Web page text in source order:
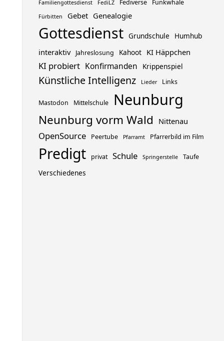
Familiengottesdienst FediLZ Fediverse Funkwhale
Fürbitten Gebet Genealogie
Gottesdienst Grundschule Humhub
interaktiv Jahreslosung Kahoot KI Häppchen
KI probiert Konfirmanden Krippenspiel
Künstliche Intelligenz Lieder Links
Mastodon Mittelschule Neunburg
Neunburg vorm Wald Nittenau
OpenSource Peertube Pfarramt Pfarrerbild im Film
Predigt privat Schule Springerstelle Taufe
Verschiedenes